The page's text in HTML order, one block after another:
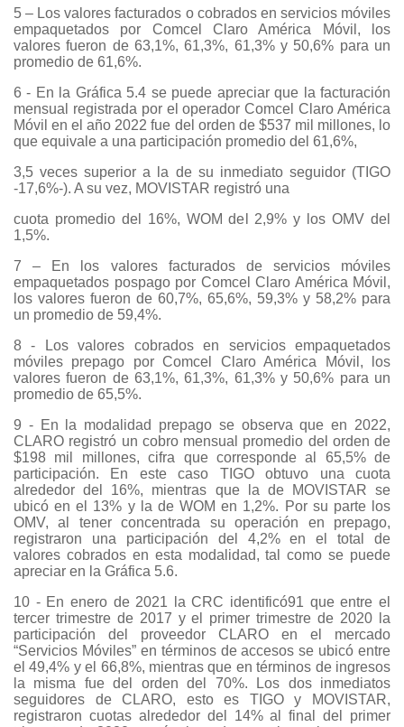
5 – Los valores facturados o cobrados en servicios móviles
empaquetados por Comcel Claro América Móvil, los
valores fueron de 63,1%, 61,3%, 61,3% y 50,6% para un
promedio de 61,6%.
6 - En la Gráfica 5.4 se puede apreciar que la facturación
mensual registrada por el operador Comcel Claro América
Móvil en el año 2022 fue del orden de $537 mil millones, lo
que equivale a una participación promedio del 61,6%,
3,5 veces superior a la de su inmediato seguidor (TIGO
-17,6%-). A su vez, MOVISTAR registró una
cuota promedio del 16%, WOM del 2,9% y los OMV del
1,5%.
7 – En los valores facturados de servicios móviles
empaquetados pospago por Comcel Claro América Móvil,
los valores fueron de 60,7%, 65,6%, 59,3% y 58,2% para
un promedio de 59,4%.
8 - Los valores cobrados en servicios empaquetados
móviles prepago por Comcel Claro América Móvil, los
valores fueron de 63,1%, 61,3%, 61,3% y 50,6% para un
promedio de 65,5%.
9 - En la modalidad prepago se observa que en 2022,
CLARO registró un cobro mensual promedio del orden de
$198 mil millones, cifra que corresponde al 65,5% de
participación. En este caso TIGO obtuvo una cuota
alrededor del 16%, mientras que la de MOVISTAR se
ubicó en el 13% y la de WOM en 1,2%. Por su parte los
OMV, al tener concentrada su operación en prepago,
registraron una participación del 4,2% en el total de
valores cobrados en esta modalidad, tal como se puede
apreciar en la Gráfica 5.6.
10 - En enero de 2021 la CRC identificó91 que entre el
tercer trimestre de 2017 y el primer trimestre de 2020 la
participación del proveedor CLARO en el mercado
“Servicios Móviles” en términos de accesos se ubicó entre
el 49,4% y el 66,8%, mientras que en términos de ingresos
la misma fue del orden del 70%. Los dos inmediatos
seguidores de CLARO, esto es TIGO y MOVISTAR,
registraron cuotas alrededor del 14% al final del primer